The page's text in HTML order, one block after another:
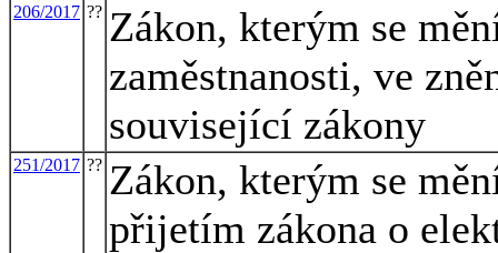
206/2017 ?? Zákon, kterým se
zaměstnanosti, ve
související zákony
251/2017 ?? Zákon, kterým se
přijetím zákona o